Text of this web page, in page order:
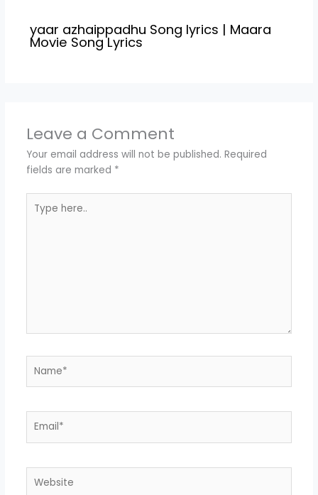
yaar azhaippadhu Song lyrics | Maara
Movie Song Lyrics
Leave a Comment
Your email address will not be published. Required
fields are marked *
here..